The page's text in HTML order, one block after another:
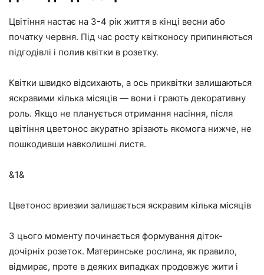
Цвітіння настає на 3-4 рік життя в кінці весни або
початку червня. Під час росту квітконосу припиняються
підгодівлі і полив квітки в розетку.
Квітки швидко відсихають, а ось приквітки залишаються
яскравими кілька місяців — вони і грають декоративну
роль. Якщо не планується отримання насіння, після
цвітіння цветонос акуратно зрізають якомога нижче, не
пошкодивши навколишні листя.
&1&
Цветонос вриезии залишається яскравим кілька місяців
З цього моменту починається формування діток-
дочірніх розеток. Материнське рослина, як правило,
відмирає, проте в деяких випадках продовжує жити і